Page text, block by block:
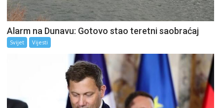
Alarm na Dunavu: Gotovo stao teretni saobraćaj
Svijet Vijesti